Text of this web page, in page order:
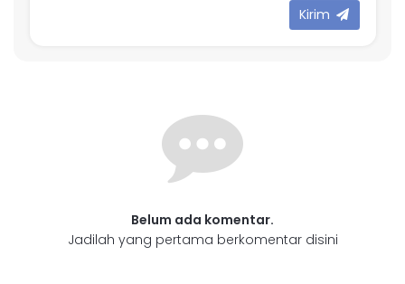
Kirim
Belum ada komentar.
Jadilah yang pertama berkomentar disini